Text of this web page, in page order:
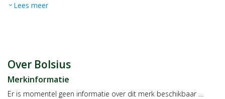
expand_more Lees meer
Over Bolsius
Merkinformatie
Er is momentel geen informatie over dit merk beschikbaar …